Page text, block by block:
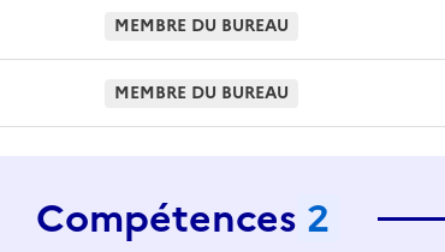
MEMBRE DU BUREAU
MEMBRE DU BUREAU
Compétences 2